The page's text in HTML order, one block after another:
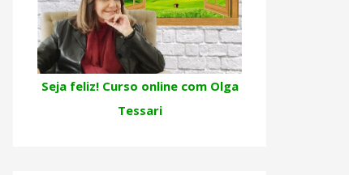
Seja feliz! Curso online com Olga
Tessari